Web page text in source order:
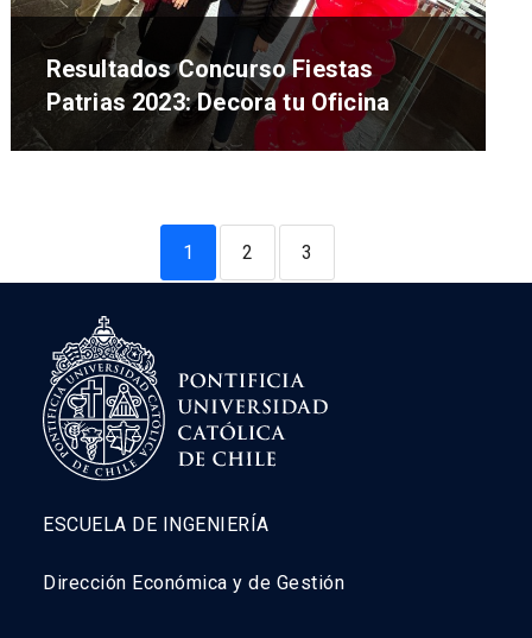
Resultados Concurso Fiestas
Patrias 2023: Decora tu Oficina
1 2 3
ESCUELA DE INGENIERÍA
Dirección Económica y de Gestión